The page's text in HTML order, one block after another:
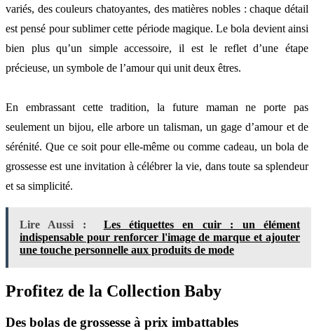
variés, des couleurs chatoyantes, des matières nobles : chaque détail
est pensé pour sublimer cette période magique. Le bola devient ainsi
bien plus qu’un simple accessoire, il est le reflet d’une étape
précieuse, un symbole de l’amour qui unit deux êtres.
En embrassant cette tradition, la future maman ne porte pas
seulement un bijou, elle arbore un talisman, un gage d’amour et de
sérénité. Que ce soit pour elle-même ou comme cadeau, un bola de
grossesse est une invitation à célébrer la vie, dans toute sa splendeur
et sa simplicité.
Lire Aussi :
Les étiquettes en cuir : un élément
indispensable pour renforcer l'image de marque et ajouter
une touche personnelle aux produits de mode
Profitez de la Collection Baby
Des bolas de grossesse à prix imbattables